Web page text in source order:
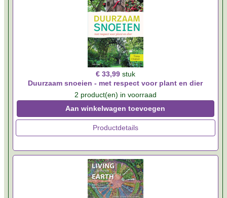
€ 33,99 stuk
Duurzaam snoeien - met respect voor plant en dier
2 product(en) in voorraad
Aan winkelwagen toevoegen
Productdetails